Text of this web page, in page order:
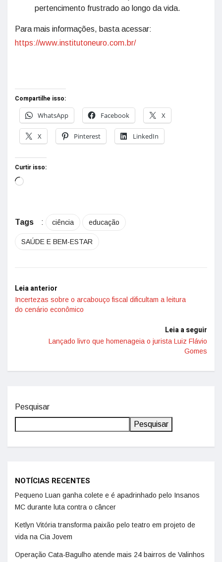
pertencimento frustrado ao longo da vida.
Para mais informações, basta acessar:
https://www.institutoneuro.com.br/
Compartilhe isso:
WhatsApp
Facebook X
X Pinterest LinkedIn
Curtir isso:
Tags : ciência educação
SAÚDE E BEM-ESTAR
Leia anterior
Incertezas sobre o arcabouço fiscal dificultam a leitura
do cenário econômico
Leia a seguir
Lançado livro que homenageia o jurista Luiz Flávio
Gomes
Pesquisar
Pesquisar
NOTÍCIAS RECENTES
Pequeno Luan ganha colete e é apadrinhado pelo Insanos
MC durante luta contra o câncer
Ketlyn Vitória transforma paixão pelo teatro em projeto de
vida na Cia Jovem
Operação Cata-Bagulho atende mais 24 bairros de Valinhos